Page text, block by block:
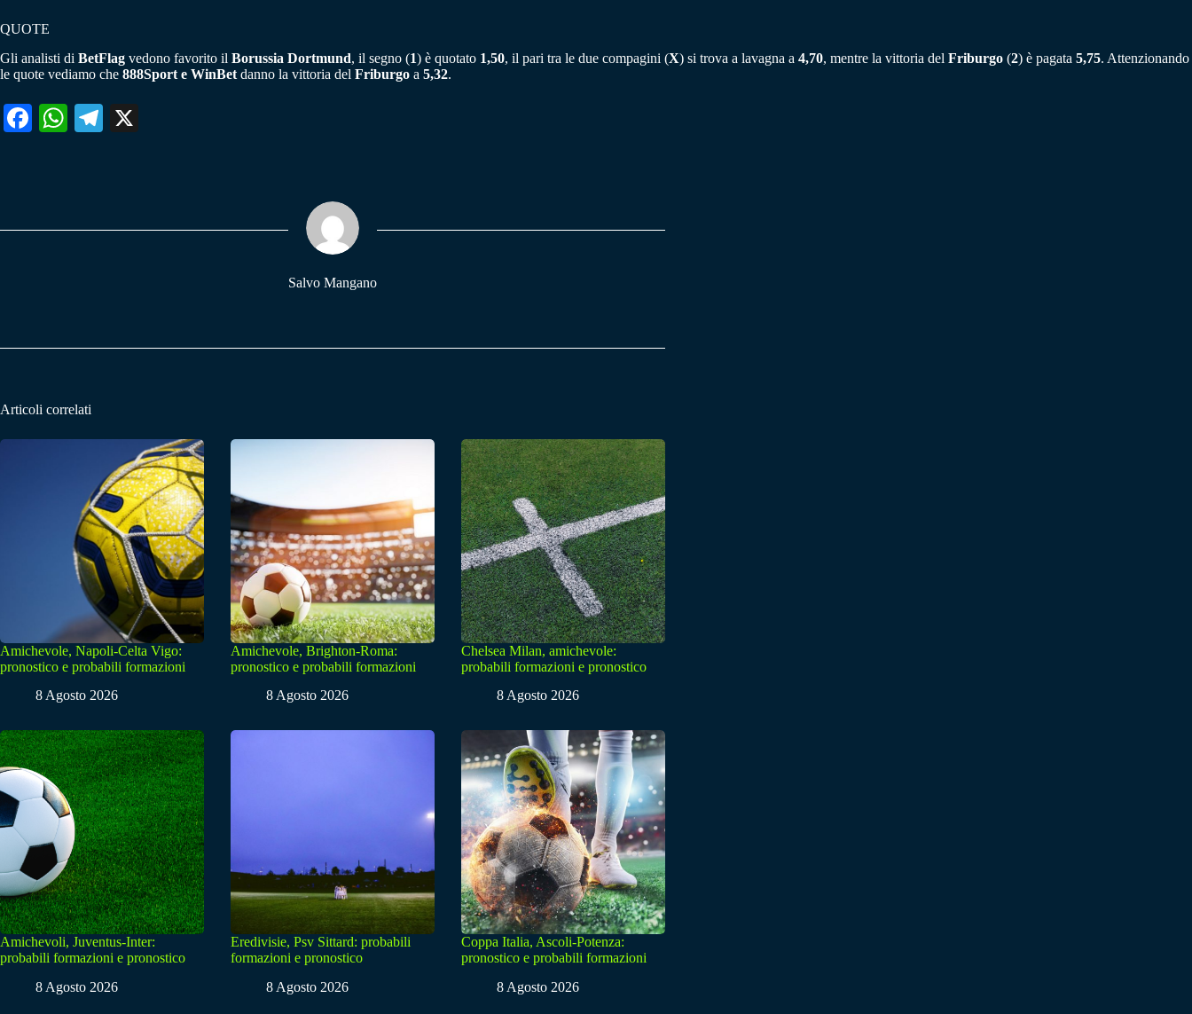
QUOTE
Gli analisti di BetFlag vedono favorito il Borussia Dortmund, il segno (1) è quotato 1,50, il pari tra le due compagini (X) si trova a lavagna a 4,70, mentre la vittoria del Friburgo (2) è pagata 5,75. Attenzionando
le quote vediamo che 888Sport e WinBet danno la vittoria del Friburgo a 5,32.
Fa W
pp
Te
m
Salvo Mangano
Articoli correlati
Amichevole, Napoli-Celta Vigo:
pronostico e probabili formazioni
8 Agosto 2026
Amichevole, Brighton-Roma:
pronostico e probabili formazioni
8 Agosto 2026
Chelsea Milan, amichevole:
probabili formazioni e pronostico
8 Agosto 2026
Amichevoli, Juventus-Inter:
probabili formazioni e pronostico
8 Agosto 2026
Eredivisie, Psv Sittard: probabili
formazioni e pronostico
8 Agosto 2026
Coppa Italia, Ascoli-Potenza:
pronostico e probabili formazioni
8 Agosto 2026